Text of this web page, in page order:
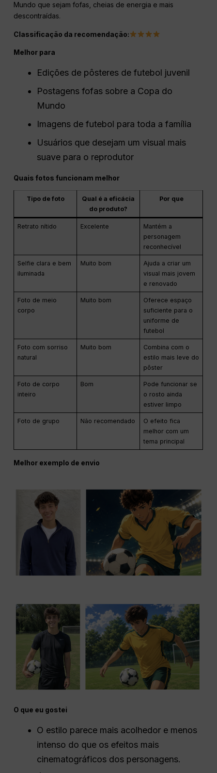
Mundo que sejam fofas, cheias de energia e mais
descontraídas.
Classificação da recomendação:
Melhor para
Edições de pôsteres de futebol juvenil
Postagens fofas sobre a Copa do
Mundo
Imagens de futebol para toda a família
Usuários que desejam um visual mais
suave para o reprodutor
Quais fotos funcionam melhor
Tipo de foto
Qual é a eficácia
do produto?
Por que
Retrato nítido Excelente
Mantém a
personagem
reconhecível
Selfie clara e bem
iluminada
Muito bom
Ajuda a criar um
visual mais jovem
e renovado
Foto de meio
corpo
Muito bom
Oferece espaço
suficiente para o
uniforme de
futebol
Foto com sorriso
natural
Muito bom
Combina com o
estilo mais leve do
pôster
Foto de corpo
inteiro
Bom
Pode funcionar se
o rosto ainda
estiver limpo
Foto de grupo Não recomendado
O efeito fica
melhor com um
tema principal
Melhor exemplo de envio
O que eu gostei
O estilo parece mais acolhedor e menos
intenso do que os efeitos mais
cinematográficos dos personagens.